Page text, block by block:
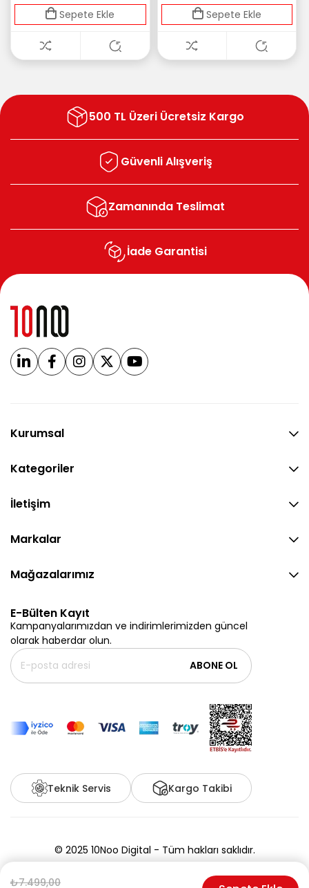
Sepete Ekle Sepete Ekle
500 TL Üzeri Ücretsiz Kargo
Güvenli Alışveriş
Zamanında Teslimat
İade Garantisi
Kurumsal
Kategoriler
İletişim
Markalar
Mağazalarımız
E-Bülten Kayıt
Kampanyalarımızdan ve indirimlerimizden güncel
olarak haberdar olun.
ABONE OL
Teknik Servis Kargo Takibi
© 2025 10Noo Digital - Tüm hakları saklıdır.
₺7.499,00